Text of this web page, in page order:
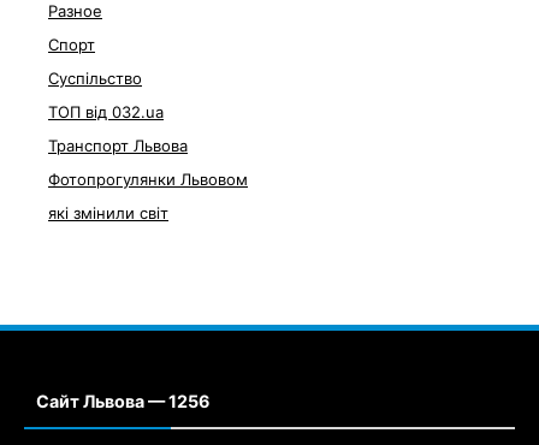
Разное
Спорт
Суспільство
ТОП від 032.ua
Транспорт Львова
Фотопрогулянки Львовом
які змінили світ
Сайт Львова — 1256